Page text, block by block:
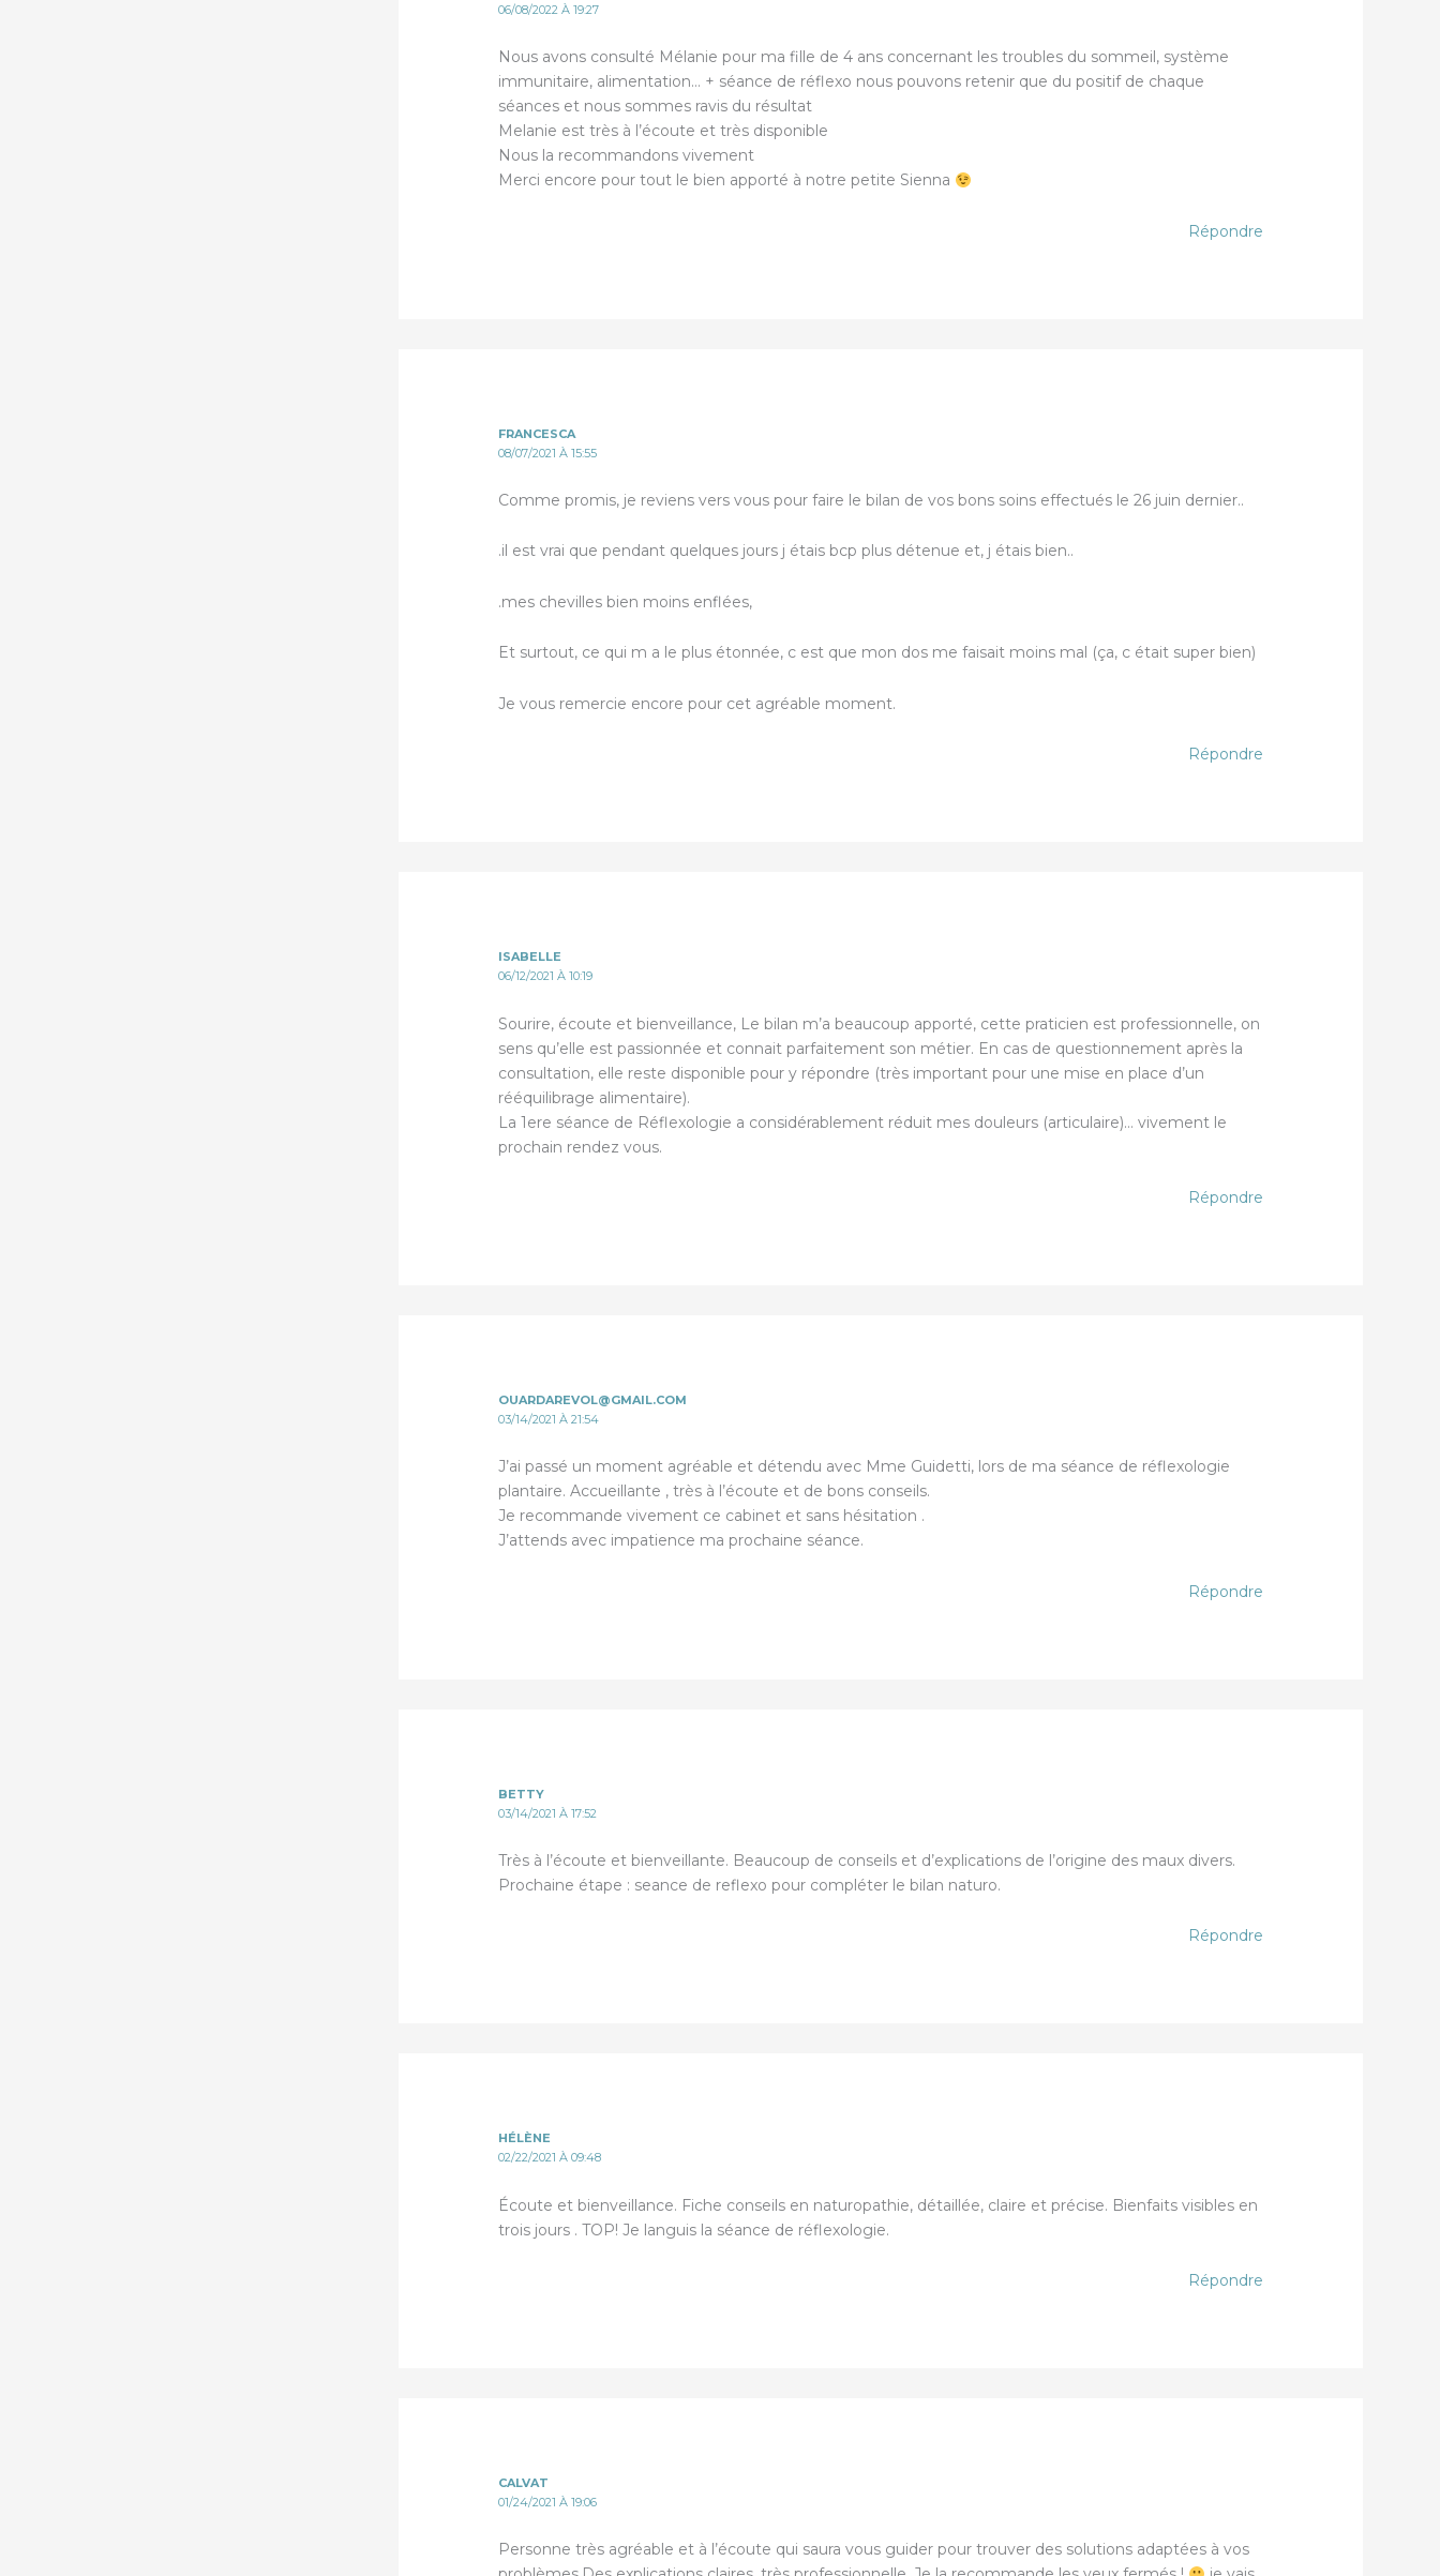
06/08/2022 À 19:27
Nous avons consulté Mélanie pour ma fille de 4 ans concernant les troubles du sommeil, système
immunitaire, alimentation… + séance de réflexo nous pouvons retenir que du positif de chaque
séances et nous sommes ravis du résultat
Melanie est très à l’écoute et très disponible
Nous la recommandons vivement
Merci encore pour tout le bien apporté à notre petite Sienna
Répondre
FRANCESCA
08/07/2021 À 15:55
Comme promis, je reviens vers vous pour faire le bilan de vos bons soins effectués le 26 juin dernier..
.il est vrai que pendant quelques jours j étais bcp plus détenue et, j étais bien..
.mes chevilles bien moins enflées,
Et surtout, ce qui m a le plus étonnée, c est que mon dos me faisait moins mal (ça, c était super bien)
Je vous remercie encore pour cet agréable moment.
Répondre
ISABELLE
06/12/2021 À 10:19
Sourire, écoute et bienveillance, Le bilan m’a beaucoup apporté, cette praticien est professionnelle, on
sens qu’elle est passionnée et connait parfaitement son métier. En cas de questionnement après la
consultation, elle reste disponible pour y répondre (très important pour une mise en place d’un
rééquilibrage alimentaire).
La 1ere séance de Réflexologie a considérablement réduit mes douleurs (articulaire)… vivement le
prochain rendez vous.
Répondre
OUARDAREVOL@GMAIL.COM
03/14/2021 À 21:54
J’ai passé un moment agréable et détendu avec Mme Guidetti, lors de ma séance de réflexologie
plantaire. Accueillante , très à l’écoute et de bons conseils.
Je recommande vivement ce cabinet et sans hésitation .
J’attends avec impatience ma prochaine séance.
Répondre
BETTY
03/14/2021 À 17:52
Très à l’écoute et bienveillante. Beaucoup de conseils et d’explications de l’origine des maux divers.
Prochaine étape : seance de reflexo pour compléter le bilan naturo.
Répondre
HÉLÈNE
02/22/2021 À 09:48
Écoute et bienveillance. Fiche conseils en naturopathie, détaillée, claire et précise. Bienfaits visibles en
trois jours . TOP! Je languis la séance de réflexologie.
Répondre
CALVAT
01/24/2021 À 19:06
Personne très agréable et à l’écoute qui saura vous guider pour trouver des solutions adaptées à vos